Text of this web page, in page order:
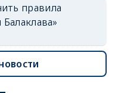
правила